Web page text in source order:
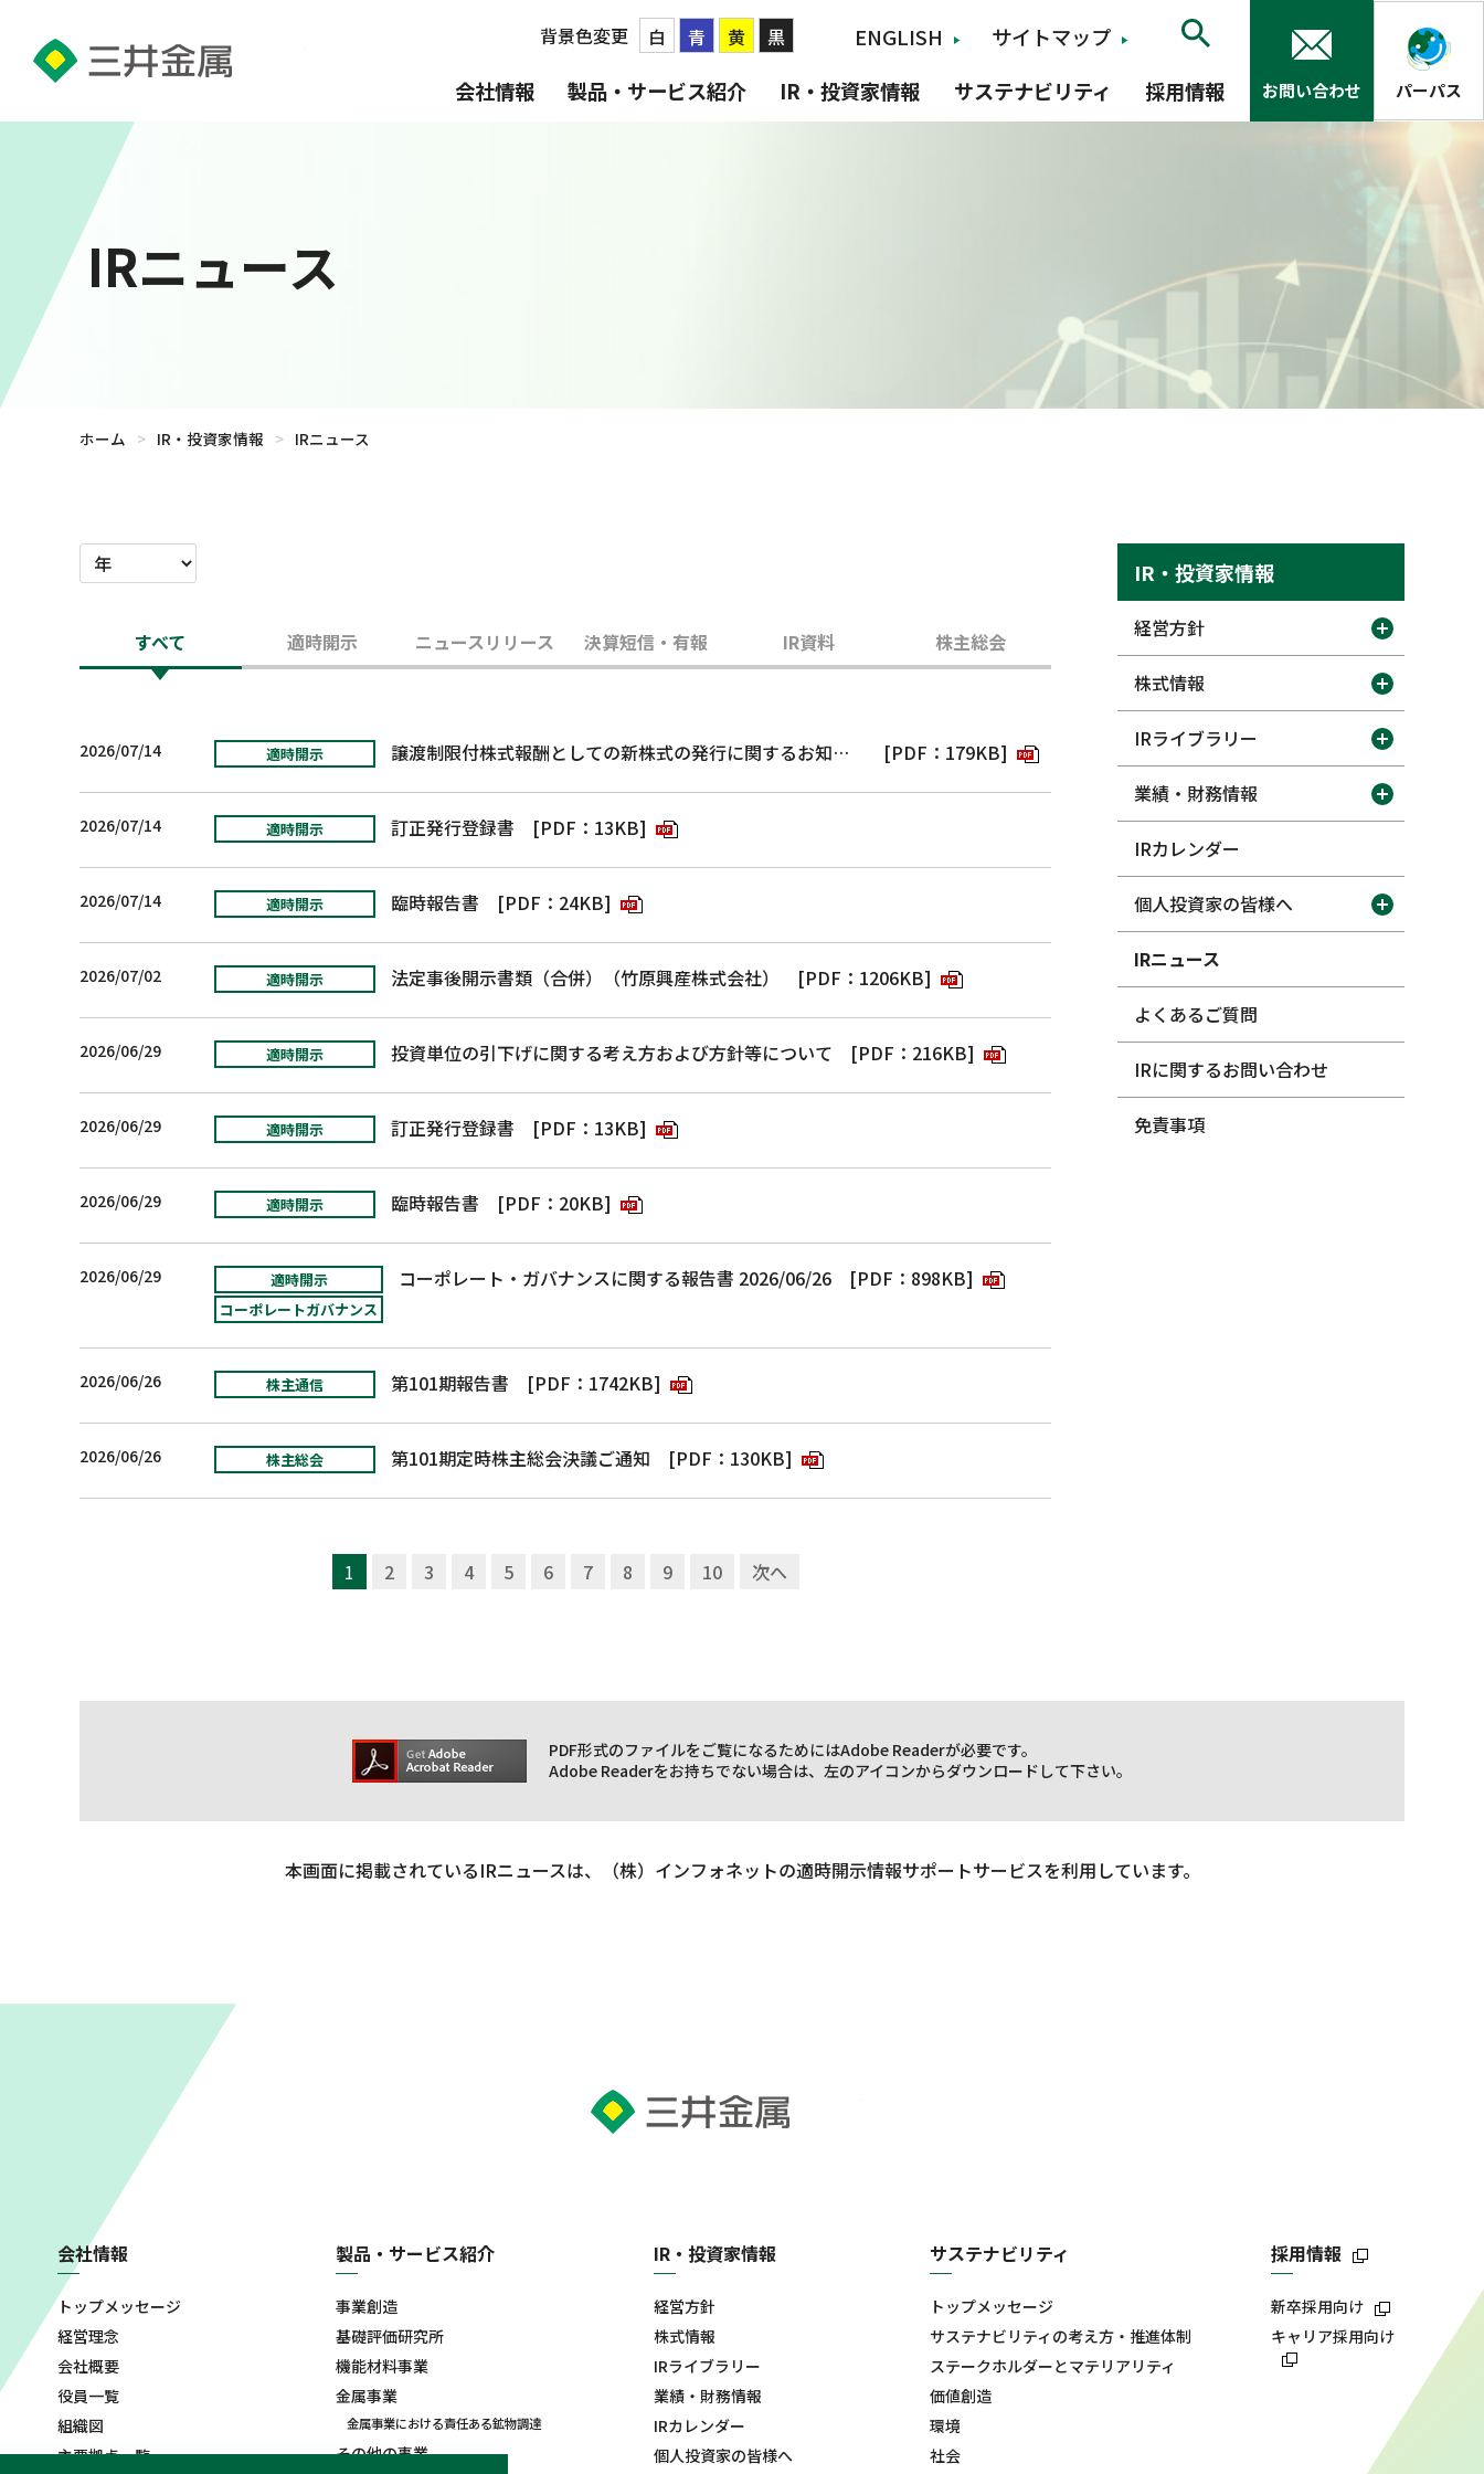
背景色変更 白 青 黄 黒 ENGLISH サイトマップ
お問い合わせ パーパス
会社情報 製品・サービス紹介 IR・投資家情報 サステナビリティ 採用情報
IRニュース
ホーム > IR・投資家情報 > IRニュース
すべて 適時開示 ニュースリリース 決算短信・有報 IR資料 株主総会
2026/07/14 適時開示 譲渡制限付株式報酬としての新株式の発行に関するお知らせ [PDF：179KB]
2026/07/14 適時開示 訂正発行登録書 [PDF：13KB]
2026/07/14 適時開示 臨時報告書 [PDF：24KB]
2026/07/02 適時開示 法定事後開示書類（合併）（竹原興産株式会社） [PDF：1206KB]
2026/06/29 適時開示 投資単位の引下げに関する考え方および方針等について [PDF：216KB]
2026/06/29 適時開示 訂正発行登録書 [PDF：13KB]
2026/06/29 適時開示 臨時報告書 [PDF：20KB]
2026/06/29
適時開示
コーポレートガバナンス
コーポレート・ガバナンスに関する報告書 2026/06/26 [PDF：898KB]
2026/06/26 株主通信 第101期報告書 [PDF：1742KB]
2026/06/26 株主総会 第101期定時株主総会決議ご通知 [PDF：130KB]
1 2 3 4 5 6 7 8 9 10 次へ
IR・投資家情報
経営方針
株式情報
IRライブラリー
業績・財務情報
IRカレンダー
個人投資家の皆様へ
IRニュース
よくあるご質問
IRに関するお問い合わせ
免責事項
PDF形式のファイルをご覧になるためにはAdobe Readerが必要です。
Adobe Readerをお持ちでない場合は、左のアイコンからダウンロードして下さい。
本画面に掲載されているIRニュースは、（株）インフォネットの適時開示情報サポートサービスを利用しています。
会社情報
トップメッセージ
経営理念
会社概要
役員一覧
組織図
主要拠点一覧
製品・サービス紹介
事業創造
基礎評価研究所
機能材料事業
金属事業
金属事業における責任ある鉱物調達
その他の事業
IR・投資家情報
経営方針
株式情報
IRライブラリー
業績・財務情報
IRカレンダー
個人投資家の皆様へ
サステナビリティ
トップメッセージ
サステナビリティの考え方・推進体制
ステークホルダーとマテリアリティ
価値創造
環境
社会
採用情報
新卒採用向け
キャリア採用向け